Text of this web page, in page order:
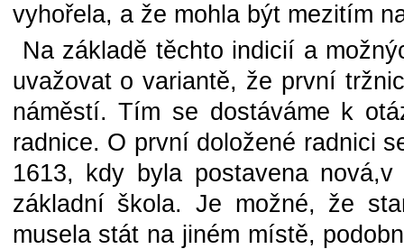
vyhořela, a že mohla být mezitím
Na základě těchto indicií a
uvažovat o variantě, že první
náměstí. Tím se dostáváme k
radnice. O první doložené radnici
1613, kdy byla postavena
základní škola. Je možné, že
musela stát na jiném místě,